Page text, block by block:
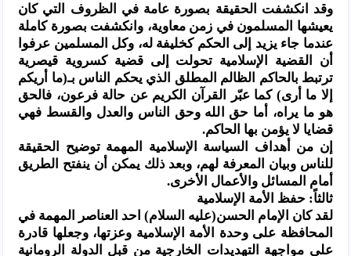
وقد انكشفت الحقيقة بصورة عامة في الظروف التي كان
يعيشها المسلمون في زمن معاوية، وانكشفت بصورة كاملة
عندما جاء يزيد إلى الحكم كخليفة له، وكل المسلمين عرفوا
أن القضية الإسلامية تحولت إلى قضية كسروية قيصرية
ترتبط بالحاكم الظالم المطلق الذي يحكم الناس بـ(ما أريكم
إلا ما أرى) كما عبّر القرآن الكريم عن حالة فرعون، فالحق
هو ما يراه، أما حق الله وحق الناس والعدل والقسط فهي
قضايا لا يؤمن بها الحاكم.
إن من أهداف السياسة الإسلامية المهمة توضيح الحقيقة
للناس وبيان المعرفة لهم، وبعد ذلك يمكن أن ينفتح الطريق
أمام المسائل والأعمال الأخرى.
ثالثاً: حفظ الأمة الإسلامية
لقد كان الإمام الحسن(عليه السلام) احد العناصر المهمة في
المحافظة على وحدة الأمة الإسلامية وعزتها، وجعلها قادرة
على مواجهة التهديدات الخارجية من قبل الدولة الرومانية